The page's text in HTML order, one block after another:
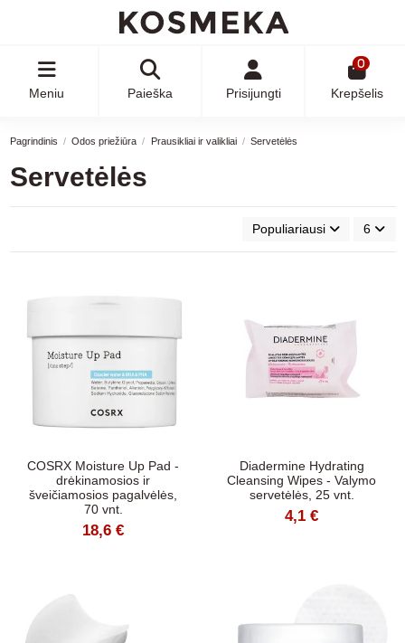
Meniu Paieška Prisijungti
0
Krepšelis
Pagrindinis Odos priežiūra Prausikliai ir valikliai Servetėlės
Servetėlės
Populiariausi 6
COSRX Moisture Up Pad -
drėkinamosios ir
šveičiamosios pagalvėlės,
70 vnt.
18,6 €
Diadermine Hydrating
Cleansing Wipes - Valymo
servetėlės, ​​25 vnt.
4,1 €